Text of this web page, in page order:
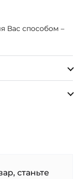
Вас способом –
станьте